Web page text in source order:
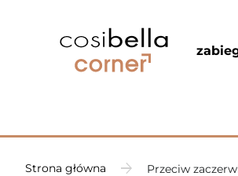
Strona główna Przeciw